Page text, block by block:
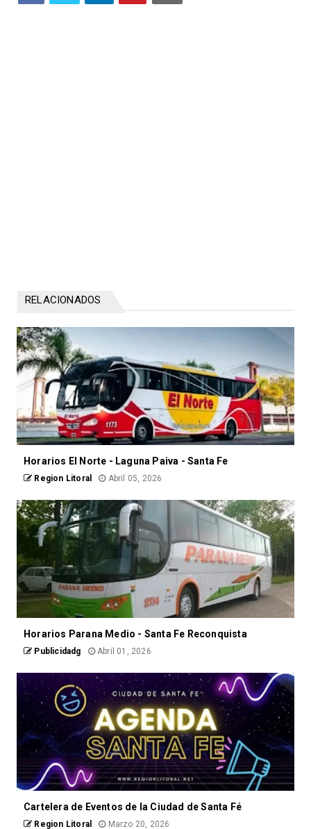
RELACIONADOS
Horarios El Norte - Laguna Paiva - Santa Fe
Region Litoral Abril 05, 2026
Horarios Parana Medio - Santa Fe Reconquista
Publicidadg Abril 01, 2026
Cartelera de Eventos de la Ciudad de Santa Fé
Region Litoral Marzo 20, 2026